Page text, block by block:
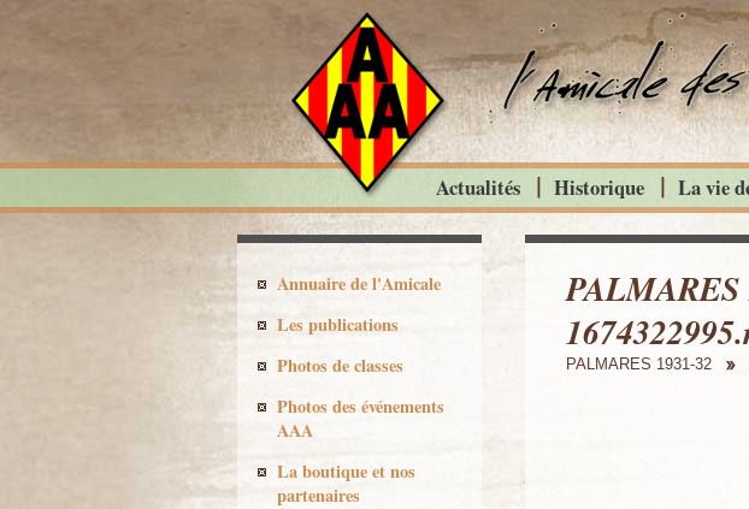
PALMARES
PALMARES 1931-32
Actualités Historique La vie
Annuaire de l'Amicale
Les publications
Photos de classes
Photos des événements
AAA
La boutique et nos
partenaires